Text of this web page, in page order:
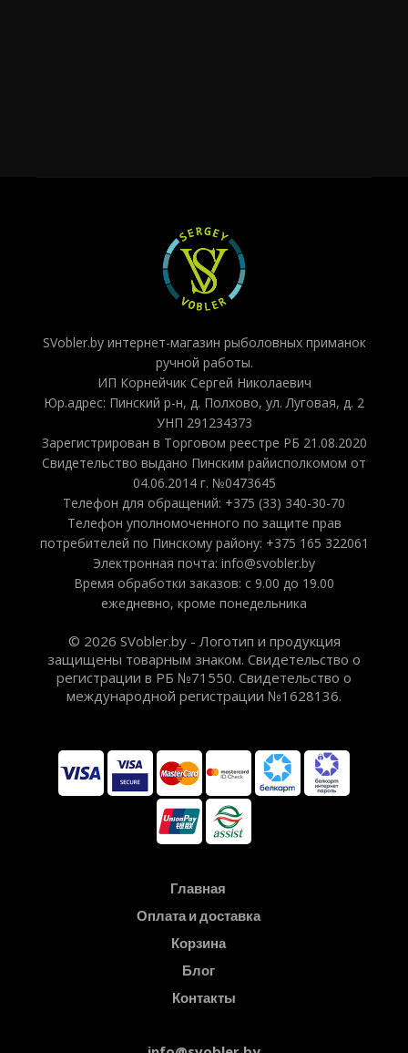
SVobler.by интернет-магазин рыболовных приманок
ручной работы.
ИП Корнейчик Сергей Николаевич
Юр.адрес: Пинский р-н, д. Полхово, ул. Луговая, д. 2
УНП 291234373
Зарегистрирован в Торговом реестре РБ 21.08.2020
Свидетельство выдано Пинским райисполкомом от
04.06.2014 г. №0473645
Телефон для обращений: +375 (33) 340-30-70
Телефон уполномоченного по защите прав
потребителей по Пинскому району: +375 165 322061
Электронная почта: info@svobler.by
Время обработки заказов: с 9.00 до 19.00
ежедневно, кроме понедельника
© 2026 SVobler.by - Логотип и продукция
защищены товарным знаком. Свидетельство о
регистрации в РБ №71550. Свидетельство о
международной регистрации №1628136.
Главная
Оплата и доставка
Корзина
Блог
Контакты